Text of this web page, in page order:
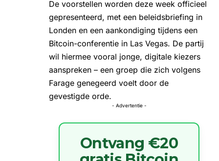
De voorstellen worden deze week officieel
gepresenteerd, met een beleidsbriefing in
Londen en een aankondiging tijdens een
Bitcoin-conferentie in Las Vegas. De partij
wil hiermee vooral jonge, digitale kiezers
aanspreken – een groep die zich volgens
Farage genegeerd voelt door de
gevestigde orde.
- Advertentie -
Ontvang €20